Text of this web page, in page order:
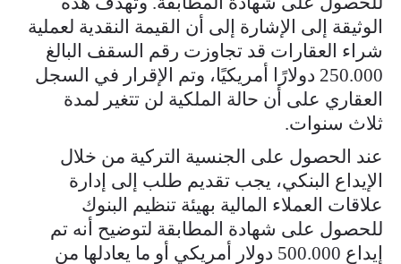
الوثيقة إلى الإشارة إلى أن القيمة النقدية لعملية
شراء العقارات قد تجاوزت رقم السقف البالغ
250.000 دولارًا أمريكيًا، وتم الإقرار في السجل
العقاري على أن حالة الملكية لن تتغير لمدة
ثلاث سنوات.
عند الحصول على الجنسية التركية من خلال
الإيداع البنكي، يجب تقديم طلب إلى إدارة
علاقات العملاء المالية بهيئة تنظيم البنوك
للحصول على شهادة المطابقة لتوضيح أنه تم
إيداع 500.000 دولار أمريكي أو ما يعادلها من